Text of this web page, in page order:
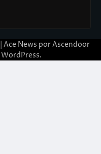
| Ace News porAscendoor
WordPress.